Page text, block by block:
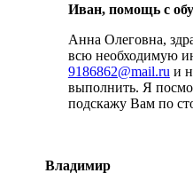
Иван, помощь с
Анна Олеговна,
всю необходимую
9186862@mail.ru и
выполнить. Я
подскажу Вам по
Владимир